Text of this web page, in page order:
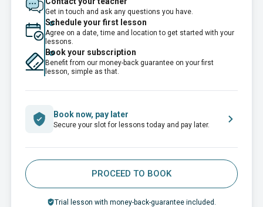
Get in touch and ask any questions you have.
Schedule your first lesson
Agree on a date, time and location to get started with your
lessons.
Book your subscription
Benefit from our money-back guarantee on your first
lesson, simple as that.
Book now, pay later
Secure your slot for lessons today and pay later.
PROCEED TO BOOK
Trial lesson with money-back-guarantee included.